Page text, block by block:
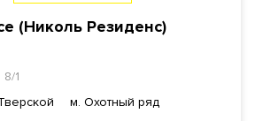
(Николь Резиденс)
1
м. Охотный ряд